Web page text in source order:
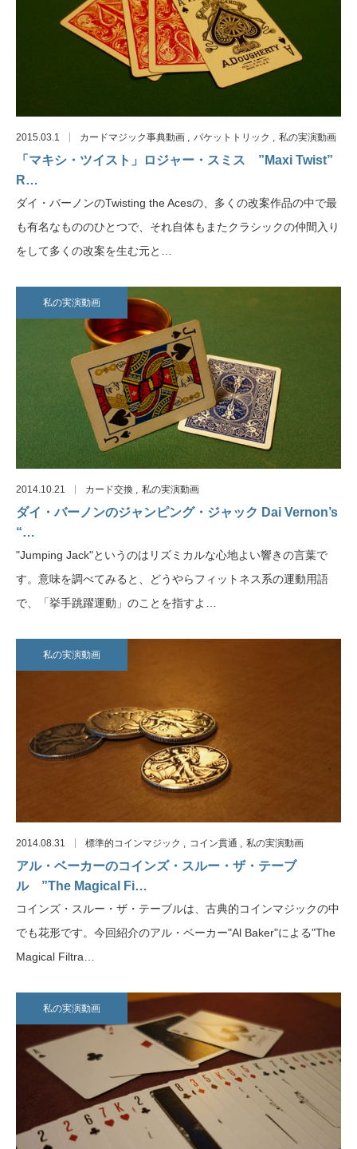
2015.03.1 カードマジック事典動画 パケットトリック 私の実演動画
「マキシ・ツイスト」ロジャー・スミス ”Maxi Twist”
R…
ダイ・バーノンのTwisting the Acesの、多くの改案作品の中で最
も有名なもののひとつで、それ自体もまたクラシックの仲間入り
をして多くの改案を生む元と…
私の実演動画
2014.10.21 カード交換 私の実演動画
ダイ・バーノンのジャンピング・ジャック Dai Vernon’s
“…
"Jumping Jack"というのはリズミカルな心地よい響きの言葉で
す。意味を調べてみると、どうやらフィットネス系の運動用語
で、「挙手跳躍運動」のことを指すよ…
私の実演動画
2014.08.31 標準的コインマジック コイン貫通 私の実演動画
アル・ベーカーのコインズ・スルー・ザ・テーブ
ル ”The Magical Fi…
コインズ・スルー・ザ・テーブルは、古典的コインマジックの中
でも花形です。今回紹介のアル・ベーカー"Al Baker"による"The
Magical Filtra…
私の実演動画